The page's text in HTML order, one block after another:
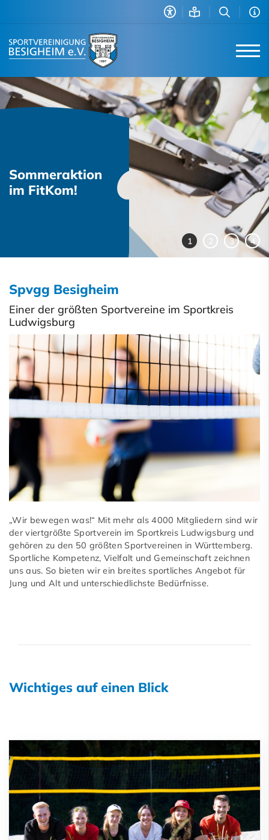
Sommeraktion
im FitKom!
Spvgg Besigheim
Einer der größten Sportvereine im Sportkreis
Ludwigsburg
„Wir bewegen was!“ Mit mehr als 4000 Mitgliedern sind wir
der viertgrößte Sportverein im Sportkreis Ludwigsburg und
gehören zu den 50 größten Sportvereinen in Württemberg.
Sportliche Kompetenz, Vielfalt und Gemeinschaft zeichnen
uns aus. So bieten wir ein breites sportliches Angebot für
Jung und Alt und unterschiedlichste Bedürfnisse.
Wichtiges auf einen Blick